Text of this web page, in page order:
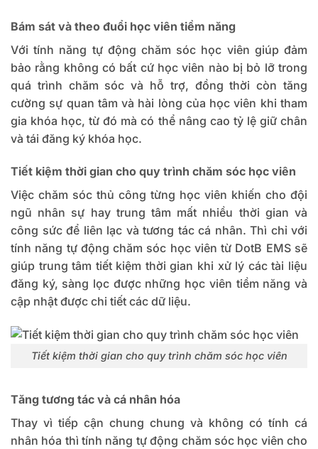
Bám sát và theo đuổi học viên tiềm năng
Với tính năng tự động chăm sóc học viên giúp đảm
bảo rằng không có bất cứ học viên nào bị bỏ lỡ trong
quá trình chăm sóc và hỗ trợ, đồng thời còn tăng
cường sự quan tâm và hài lòng của học viên khi tham
gia khóa học, từ đó mà có thể nâng cao tỷ lệ giữ chân
và tái đăng ký khóa học.
Tiết kiệm thời gian cho quy trình chăm sóc học viên
Việc chăm sóc thủ công từng học viên khiến cho đội
ngũ nhân sự hay trung tâm mất nhiều thời gian và
công sức để liên lạc và tương tác cá nhân. Thì chỉ với
tính năng tự động chăm sóc học viên từ DotB EMS sẽ
giúp trung tâm tiết kiệm thời gian khi xử lý các tài liệu
đăng ký, sàng lọc được những học viên tiềm năng và
cập nhật được chi tiết các dữ liệu.
Tiết kiệm thời gian cho quy trình chăm sóc học viên
Tăng tương tác và cá nhân hóa
Thay vì tiếp cận chung chung và không có tính cá
nhân hóa thì tính năng tự động chăm sóc học viên cho